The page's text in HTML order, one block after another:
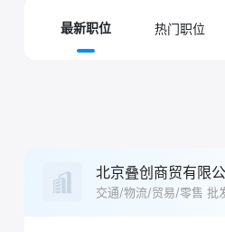
最新职位 热门职位
北京叠创商贸有限
交通/物流/贸易/零售 批